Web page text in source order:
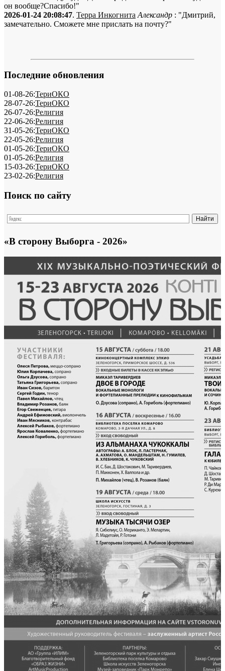
он вообще?Спасибо!"
2026-01-24 20:08:47. Терра Инкогнита Александр : "Дмитрий,
замечательно. Сможете мне прислать на почту?"
Последние обновления
01-08-26:ТериОКО
28-07-26:ТериОКО
26-07-26:Религия
22-06-26:Религия
31-05-26:ТериОКО
22-05-26:Религия
01-05-26:ТериОКО
01-05-26:Религия
15-03-26:ТериОКО
23-02-26:Религия
Поиск по сайту
«В сторону Выборга - 2026»